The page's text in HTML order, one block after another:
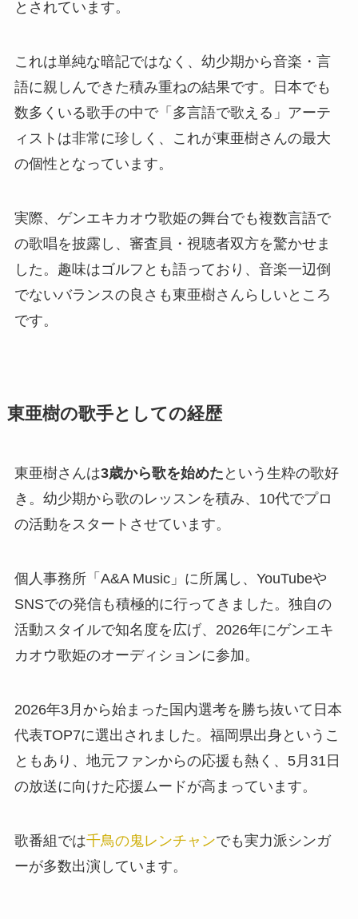
とされています。
これは単純な暗記ではなく、幼少期から音楽・言
語に親しんできた積み重ねの結果です。日本でも
数多くいる歌手の中で「多言語で歌える」アーテ
ィストは非常に珍しく、これが東亜樹さんの最大
の個性となっています。
実際、ゲンエキカオウ歌姫の舞台でも複数言語で
の歌唱を披露し、審査員・視聴者双方を驚かせま
した。趣味はゴルフとも語っており、音楽一辺倒
でないバランスの良さも東亜樹さんらしいところ
です。
東亜樹の歌手としての経歴
東亜樹さんは3歳から歌を始めた という生粋の歌好
き。幼少期から歌のレッスンを積み、10代でプロ
の活動をスタートさせています。
個人事務所「A&A Music」に所属し、YouTubeや
SNSでの発信も積極的に行ってきました。独自の
活動スタイルで知名度を広げ、2026年にゲンエキ
カオウ歌姫のオーディションに参加。
2026年3月から始まった国内選考を勝ち抜いて日本
代表TOP7に選出されました。福岡県出身というこ
ともあり、地元ファンからの応援も熱く、5月31日
の放送に向けた応援ムードが高まっています。
歌番組では千鳥の鬼レンチャンでも実力派シンガ
ーが多数出演しています。